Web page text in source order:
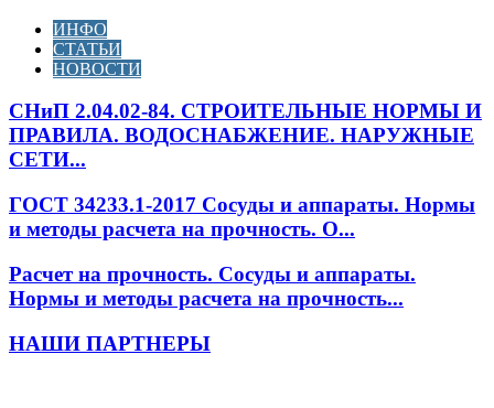
ИНФО
СТАТЬИ
НОВОСТИ
СНиП 2.04.02-84. СТРОИТЕЛЬНЫЕ НОРМЫ И
ПРАВИЛА. ВОДОСНАБЖЕНИЕ. НАРУЖНЫЕ
СЕТИ...
ГОСТ 34233.1-2017 Сосуды и аппараты. Нормы
и методы расчета на прочность. О...
Расчет на прочность. Сосуды и аппараты.
Нормы и методы расчета на прочность...
НАШИ ПАРТНЕРЫ